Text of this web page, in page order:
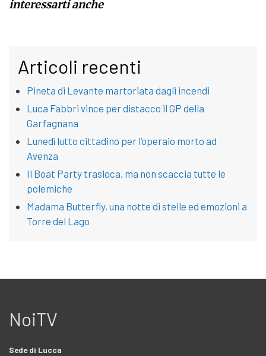
interessarti anche
Articoli recenti
Pineta di Levante martoriata dagli incendi
Luca Fabbri vince per distacco il GP della
Garfagnana
Lunedì lutto cittadino per l’operaio morto ad
Avenza
Il Boat Party trasloca, ma non scaccia tutte le
polemiche
Madama Butterfly, una notte di stelle ed emozioni a
Torre del Lago
NoiTV
Sede di Lucca